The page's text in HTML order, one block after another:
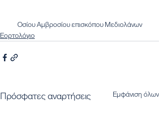
Οσίου Αμβροσίου επισκόπου Μεδιολάνων
Εορτολόγιο
Πρόσφατες αναρτήσεις Εμφάνιση όλων